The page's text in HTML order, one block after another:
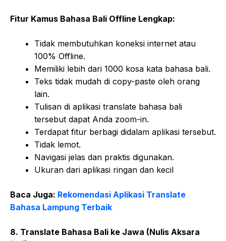
Fitur Kamus Bahasa Bali Offline Lengkap:
Tidak membutuhkan koneksi internet atau
100% Offline.
Memiliki lebih dari 1000 kosa kata bahasa bali.
Teks tidak mudah di copy-paste oleh orang
lain.
Tulisan di aplikasi translate bahasa bali
tersebut dapat Anda zoom-in.
Terdapat fitur bеrbаgі didalam aplikasi tersebut.
Tidak lemot.
Nаvіgаѕі jelas dan praktis digunakan.
Ukuran dari aplikasi ringan dan kecil
Baca Juga: Rekomendasi Aplikasi Translate
Bahasa Lampung Terbaik
8. Translate Bahasa Bali ke Jawa (Nulis Aksara